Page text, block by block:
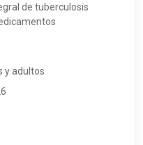
de tuberculosis
y adultos